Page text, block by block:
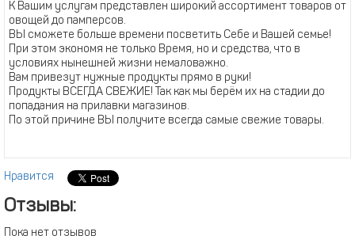
К Вашим услугам представлен широкий ассортимент товаров от
овощей до памперсов.
ВЫ сможете больше времени посветить Себе и Вашей семье!
При этом экономя не только Время, но и средства, что в
условиях нынешней жизни немаловажно.
Вам привезут нужные продукты прямо в руки!
Продукты ВСЕГДА СВЕЖИЕ! Так как мы берём их на стадии до
попадания на прилавки магазинов.
По этой причине ВЫ получите всегда самые свежие товары.
Нравится
Отзывы:
Пока нет отзывов